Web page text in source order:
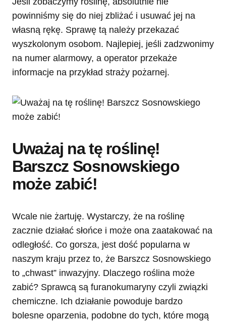
powinniśmy się do niej zbliżać i usuwać jej na
własną rękę. Sprawę tą należy przekazać
wyszkolonym osobom. Najlepiej, jeśli zadzwonimy
na numer alarmowy, a operator przekaże
informacje na przykład straży pożarnej.
Uważaj na tę roślinę!
Barszcz Sosnowskiego
może zabić!
Wcale nie żartuję. Wystarczy, że na roślinę
zacznie działać słońce i może ona zaatakować na
odległość. Co gorsza, jest dość popularna w
naszym kraju przez to, że Barszcz Sosnowskiego
to „chwast” inwazyjny. Dlaczego roślina może
zabić? Sprawcą są furanokumaryny czyli związki
chemiczne. Ich działanie powoduje bardzo
bolesne oparzenia, podobne do tych, które mogą